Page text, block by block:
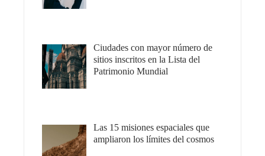
Ciudades con mayor número de
sitios inscritos en la Lista del
Patrimonio Mundial
Las 15 misiones espaciales que
ampliaron los límites del cosmos